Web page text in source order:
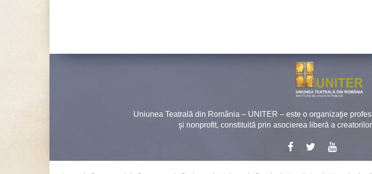
Uniunea Teatrală din România – UNITER – este o organizaţie
şi nonprofit, constituită prin asocierea liberă a